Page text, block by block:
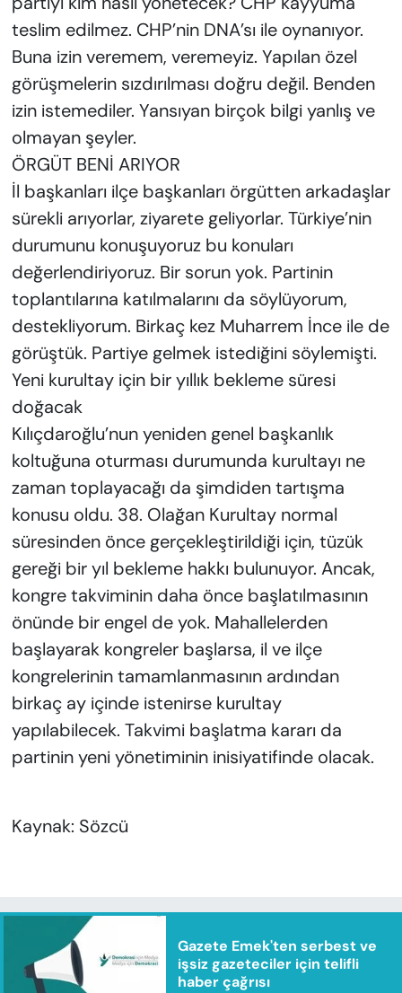
teslim edilmez. CHP’nin DNA’sı ile oynanıyor.
Buna izin veremem, veremeyiz. Yapılan özel
görüşmelerin sızdırılması doğru değil. Benden
izin istemediler. Yansıyan birçok bilgi yanlış ve
olmayan şeyler.
ÖRGÜT BENİ ARIYOR
İl başkanları ilçe başkanları örgütten arkadaşlar
sürekli arıyorlar, ziyarete geliyorlar. Türkiye’nin
durumunu konuşuyoruz bu konuları
değerlendiriyoruz. Bir sorun yok. Partinin
toplantılarına katılmalarını da söylüyorum,
destekliyorum. Birkaç kez Muharrem İnce ile de
görüştük. Partiye gelmek istediğini söylemişti.
Yeni kurultay için bir yıllık bekleme süresi
doğacak
Kılıçdaroğlu’nun yeniden genel başkanlık
koltuğuna oturması durumunda kurultayı ne
zaman toplayacağı da şimdiden tartışma
konusu oldu. 38. Olağan Kurultay normal
süresinden önce gerçekleştirildiği için, tüzük
gereği bir yıl bekleme hakkı bulunuyor. Ancak,
kongre takviminin daha önce başlatılmasının
önünde bir engel de yok. Mahallelerden
başlayarak kongreler başlarsa, il ve ilçe
kongrelerinin tamamlanmasının ardından
birkaç ay içinde istenirse kurultay
yapılabilecek. Takvimi başlatma kararı da
partinin yeni yönetiminin inisiyatifinde olacak.
Kaynak: Sözcü
Gazete Emek'ten serbest ve
işsiz gazeteciler için telifli
haber çağrısı